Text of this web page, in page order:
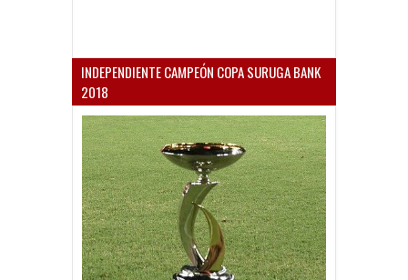
INDEPENDIENTE CAMPEÓN COPA SURUGA BANK
2018